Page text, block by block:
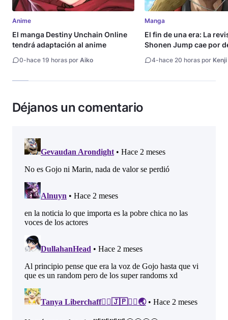
Anime
El manga Destiny Unchain Online
tendrá adaptación al anime
0-hace 19 horas por Aiko
Manga
El fin de una era: La
Shonen Jump cae por
4-hace 20 horas por Kenji
Déjanos un comentario